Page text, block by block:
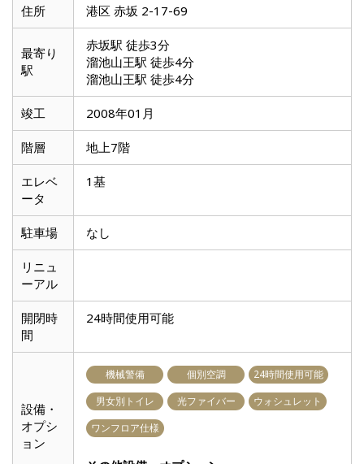
住所 港区 赤坂 2-17-69
最寄り
駅
赤坂駅 徒歩3分
溜池山王駅 徒歩4分
溜池山王駅 徒歩4分
竣工 2008年01月
階層 地上7階
エレベ
ータ
1基
駐車場 なし
リニュ
ーアル
開閉時
間
24時間使用可能
設備・
オプシ
ョン
機械警備 個別空調
24時間使用可能
男女別トイレ
光ファイバー
ウォシュレット
ワンフロア仕様